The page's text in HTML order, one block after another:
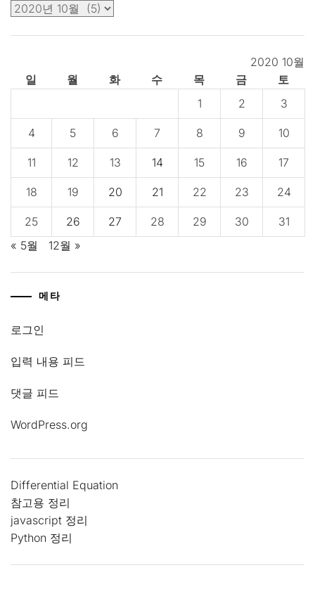
보
2020 10월
일
월 화 수 목 금
토
1
2 3
4 5 6 7 8 9 10
11 12 13 14 15 16 17
18 19 20 21 22 23 24
25 26 27 28 29 30
31
« 5월
12월 »
메타
로그인
입력 내용 피드
댓글 피드
WordPress.org
Differential Equation
참고용 정리
javascript 정리
Python 정리